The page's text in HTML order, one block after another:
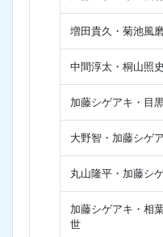
増田貴久・菊池風
中間淳太・桐山照
加藤シゲアキ・目
大野智・加藤シゲ
丸山隆平・加藤シ
加藤シゲアキ・相
世